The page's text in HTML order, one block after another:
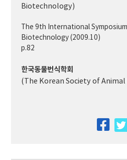
Biotechnology)
The 9th International
Biotechnology (2009.10)
p.82
한국동물번식학회
(The Korean Society of